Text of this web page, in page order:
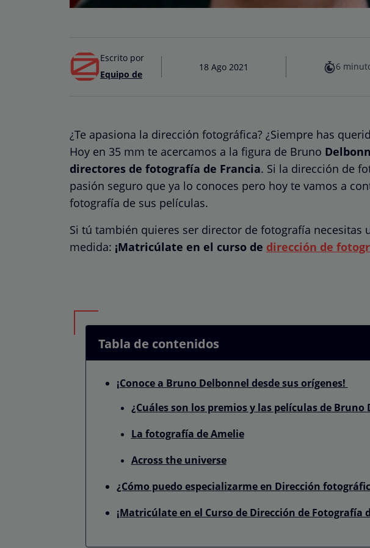
Escrito por
Equipo de
18 Ago 2021 6
¿Te apasiona la dirección fotográfica? ¿Siempre has
Hoy en 35 mm te acercamos a la figura de Bruno
directores de fotografía de Francia. Si la dirección de
pasión seguro que ya lo conoces pero hoy te vamos a
fotografía de sus películas.
Si tú también quieres ser director de fotografía necesitas
medida: ¡Matricúlate en el curso de dirección de
Tabla de contenidos
¡Conoce a Bruno Delbonnel desde sus orígenes!
¿Cuáles son los premios y las películas de Bruno
La fotografía de Amelie
Across the universe
¿Cómo puedo especializarme en Dirección
¡Matricúlate en el Curso de Dirección de Fotografía